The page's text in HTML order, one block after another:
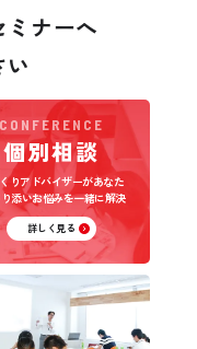
ミナーへ
CONFERENCE
個別相談
りアドバイザーがあなた
添いお悩みを一緒に解決
詳しく見る